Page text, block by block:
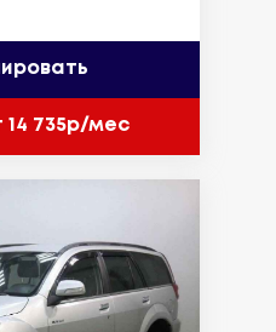
14 735р/мес